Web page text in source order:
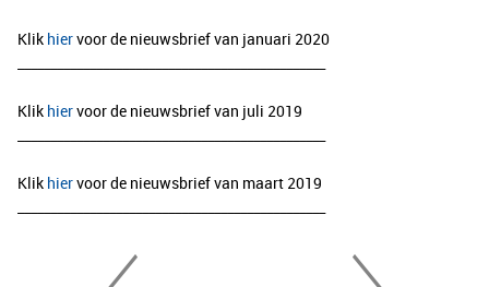
Klik hiervoor de nieuwsbrief van januari 2020
Klik hiervoor de nieuwsbrief van juli 2019
Klik hiervoor de nieuwsbrief van maart 2019